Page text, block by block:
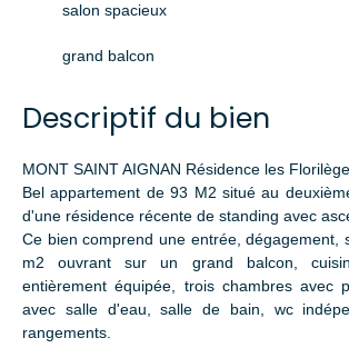
salon spacieux
grand balcon
Descriptif du bien
MONT SAINT AIGNAN Résidence les
Bel appartement de 93 M2 situé au
d'une résidence récente de standing avec
Ce bien comprend une entrée, dégagement,
m2 ouvrant sur un grand balcon,
entièrement équipée, trois chambres avec
avec salle d'eau, salle de bain, wc
rangements.